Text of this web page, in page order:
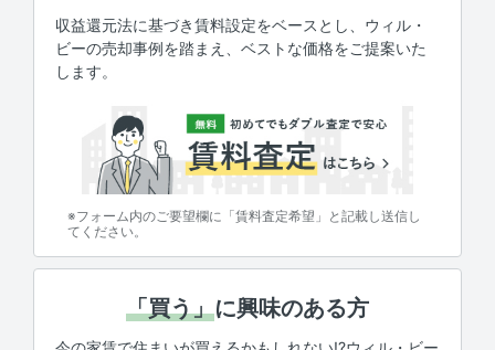
収益還元法に基づき賃料設定をベースとし、ウィル・
ビーの売却事例を踏まえ、ベストな価格をご提案いた
します。
※フォーム内のご要望欄に「賃料査定希望」と記載し送信し
てください。
「買う」に興味のある方